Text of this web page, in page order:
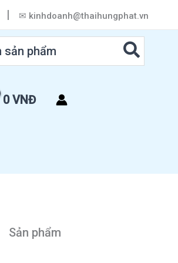
| ✉ kinhdoanh@thaihungphat.vn
0VNĐ
Sản phẩm